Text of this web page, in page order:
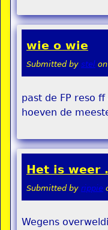
wie o wie
Submitted by stel on
past de FP reso
hoeven de
Het is weer
Submitted by rippie
Wegens